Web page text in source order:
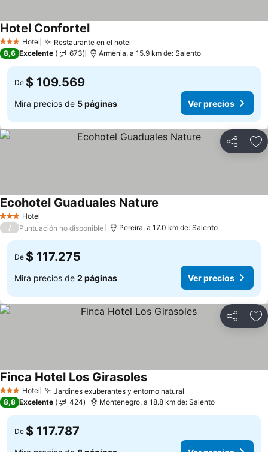
3 Estrellas
Hotel Restaurante en el hotel
Hotel Confortel
8,6 Excelente 673 Armenia, a 15.9 km de: Salento
De $ 109.569
Mira precios de 5 páginas Ver precios
Compartir
3 Estrellas
Hotel
Ecohotel Guaduales Nature
/ Puntuación no disponible Pereira, a 17.0 km de: Salento
De $ 117.275
Mira precios de 2 páginas Ver precios
Compartir
3 Estrellas
Hotel Jardines exuberantes y entorno natural
Finca Hotel Los Girasoles
8,8 Excelente 424 Montenegro, a 18.8 km de: Salento
De $ 117.787